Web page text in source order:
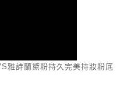
雅詩蘭黛粉持久完美持妝粉底